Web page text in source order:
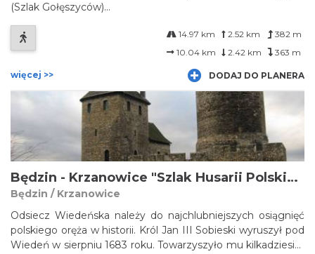
(Szlak Gołęszyców)...
14.97 km 2.52 km
382 m
10.04 km
2.42 km 363 m
więcej >> DODAJ DO PLANERA
Będzin - Krzanowice "Szlak Husarii Polskiej"
Będzin / Krzanowice
Odsiecz Wiedeńska należy do najchlubniejszych osiągnięć
polskiego oręża w historii. Król Jan III Sobieski wyruszył pod
Wiedeń w sierpniu 1683 roku. Towarzyszyło mu kilkadziesiąt